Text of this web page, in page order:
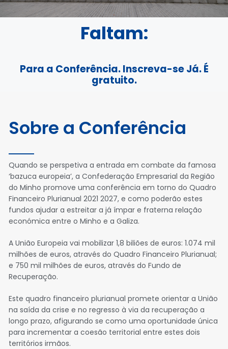
Faltam:
Para a Conferência. Inscreva-se Já. É
gratuito.
Sobre a Conferência
Quando se perspetiva a entrada em combate da famosa
‘bazuca europeia’, a Confederação Empresarial da Região
do Minho promove uma conferência em torno do Quadro
Financeiro Plurianual 2021 2027, e como poderão estes
fundos ajudar a estreitar a já ímpar e fraterna relação
económica entre o Minho e a Galiza.
A União Europeia vai mobilizar 1,8 biliões de euros: 1.074 mil
milhões de euros, através do Quadro Financeiro Plurianual;
e 750 mil milhões de euros, através do Fundo de
Recuperação.
Este quadro financeiro plurianual promete orientar a União
na saída da crise e no regresso à via da recuperação a
longo prazo, afigurando se como uma oportunidade única
para incrementar a coesão territorial entre estes dois
territórios irmãos.